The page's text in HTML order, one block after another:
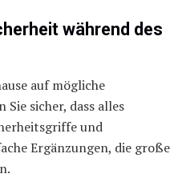
während des
auf mögliche
sicher, dass alles
und
Ergänzungen, die große